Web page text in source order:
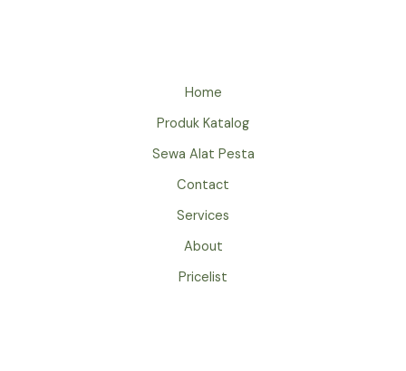
Home
Produk Katalog
Sewa Alat Pesta
Contact
Services
About
Pricelist